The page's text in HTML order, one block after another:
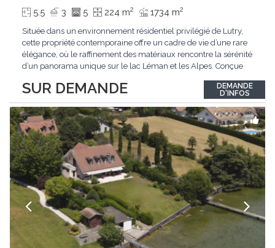
SUR DEMANDE
5.5 3 5 224 m2 1734 m2
Située dans un environnement résidentiel privilégié de Lutry,
cette propriété contemporaine offre un cadre de vie d’une rare
élégance, où le raffinement des matériaux rencontre la sérénité
d’un panorama unique sur le lac Léman et les Alpes. Conçue
distingue par ses espaces généreux et son atmosphère
résolument harmonieuse. Caractéristiques...
DEMANDE
D'INFOS